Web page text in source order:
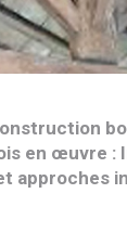
en œuvre :
approches